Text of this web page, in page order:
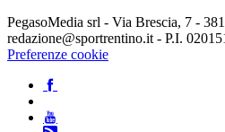
PegasoMedia srl - Via Brescia, 7 -
redazione@sportrentino.it - P.I.
Preferenze cookie